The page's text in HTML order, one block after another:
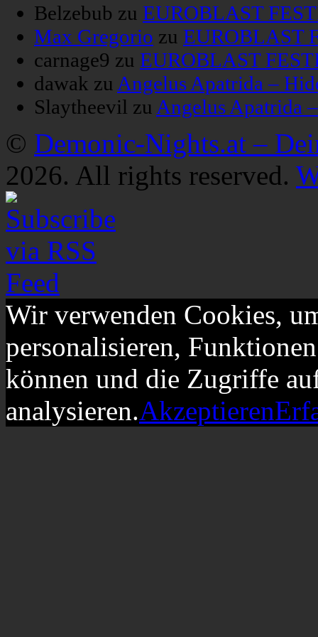
Belzebub zu EUROBLAST
Max Gregorio zu EUROBLAST
carnage9 zu EUROBLAST
dawak zu Angelus Apatrida –
Slaytheevil zu Angelus Apatrida
© Demonic-Nights.at –
2026. All rights reserved.
Wir verwenden Cookies,
personalisieren,
können und die Zugriffe
analysieren.Akzeptieren